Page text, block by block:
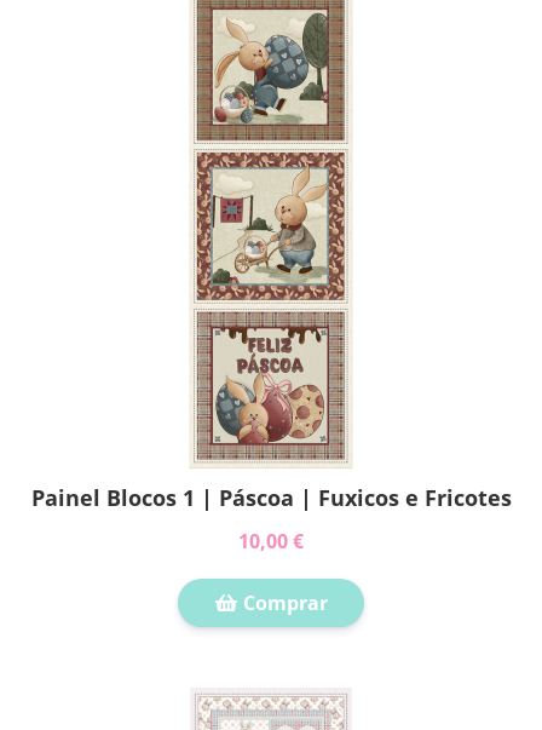
Painel Blocos 1 | Páscoa | Fuxicos e Fricotes
10,00 €
Comprar